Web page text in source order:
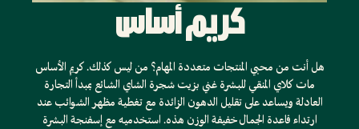
كريم أساس
هل أنت من محبي المنتجات متعددة المهام؟ من ليس كذلك. كريم الأساس
مات كلاي المنقي للبشرة غني بزيت شجرة الشاي الشائع بمبدأ التجارة
العادلة ويساعد على تقليل الدهون الزائدة مع تغطية مظهر الشوائب عند
ارتداء قاعدة الجمال خفيفة الوزن هذه. استخدميه مع إسفنجة البشرة